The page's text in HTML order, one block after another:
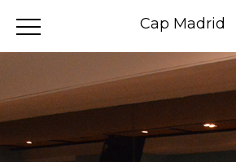
Cap Madrid